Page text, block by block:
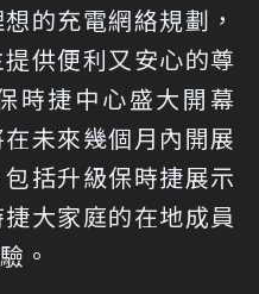
的充電網絡規劃，
供便利又安心的尊
時捷中心盛大開幕
未來幾個月內開展
括升級保時捷展示
大家庭的在地成員
。